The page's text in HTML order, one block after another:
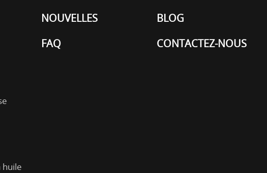
huile
NOUVELLES
BLOG
FAQ
CONTACTEZ-NOUS